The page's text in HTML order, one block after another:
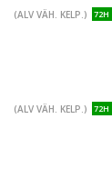
72H
(ALV VÄH. KELP.)
72H
(ALV VÄH. KELP.)